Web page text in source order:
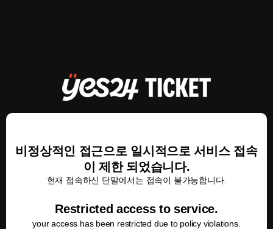
비정상적인 접근으로 일시적으로 서비스 접속
이 제한 되었습니다.
현재 접속하신 단말에서는 접속이 불가능합니다.
Restricted access to service.
your access has been restricted due to policy violations.